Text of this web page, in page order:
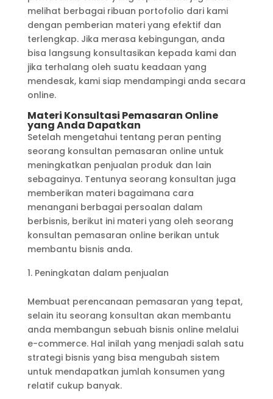
melihat berbagai ribuan portofolio dari kami
dengan pemberian materi yang efektif dan
terlengkap. Jika merasa kebingungan, anda
bisa langsung konsultasikan kepada kami dan
jika terhalang oleh suatu keadaan yang
mendesak, kami siap mendampingi anda secara
online.
Materi Konsultasi Pemasaran Online
yang Anda Dapatkan
Setelah mengetahui tentang peran penting
seorang konsultan pemasaran online untuk
meningkatkan penjualan produk dan lain
sebagainya. Tentunya seorang konsultan juga
memberikan materi bagaimana cara
menangani berbagai persoalan dalam
berbisnis, berikut ini materi yang oleh seorang
konsultan pemasaran online berikan untuk
membantu bisnis anda.
Peningkatan dalam penjualan
Membuat perencanaan pemasaran yang tepat,
selain itu seorang konsultan akan membantu
anda membangun sebuah bisnis online melalui
e-commerce. Hal inilah yang menjadi salah satu
strategi bisnis yang bisa mengubah sistem
untuk mendapatkan jumlah konsumen yang
relatif cukup banyak.